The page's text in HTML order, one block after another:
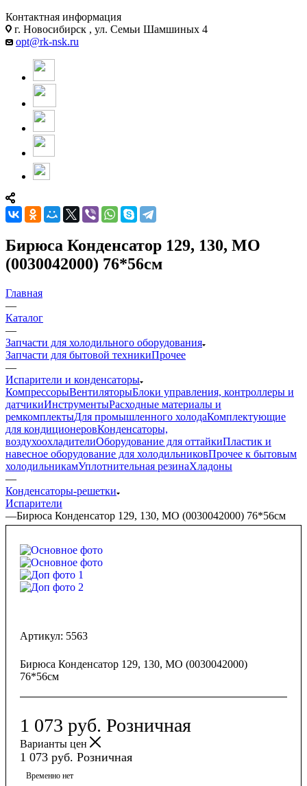
Контактная информация
г. Новосибирск , ул. Семьи Шамшиных 4
opt@rk-nsk.ru
Бирюса Конденсатор 129, 130, МО
(0030042000) 76*56см
Главная
—
Каталог
—
Запчасти для холодильного оборудования
Запчасти для бытовой техникиПрочее
—
Испарители и конденсаторы
КомпрессорыВентиляторыБлоки управления, контроллеры и
датчикиИнструментыРасходные материалы и
ремкомплектыДля промышленного холодаКомплектующие
для кондиционеровКонденсаторы,
воздухоохладителиОборудование для оттайкиПластик и
навесное оборудование для холодильниковПрочее к бытовым
холодильникамУплотнительная резинаХладоны
—
Конденсаторы-решетки
Испарители
—Бирюса Конденсатор 129, 130, МО (0030042000) 76*56см
Артикул: 5563
Бирюса Конденсатор 129, 130, МО (0030042000)
76*56см
1 073 руб. Розничная
Варианты цен
1 073 руб. Розничная
Временно нет